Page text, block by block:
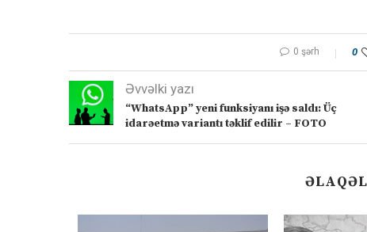
0 şərh 0
Əvvəlki yazı
“WhatsApp” yeni funksiyanı işə saldı: Üç
idarəetmə variantı təklif edilir – FOTO